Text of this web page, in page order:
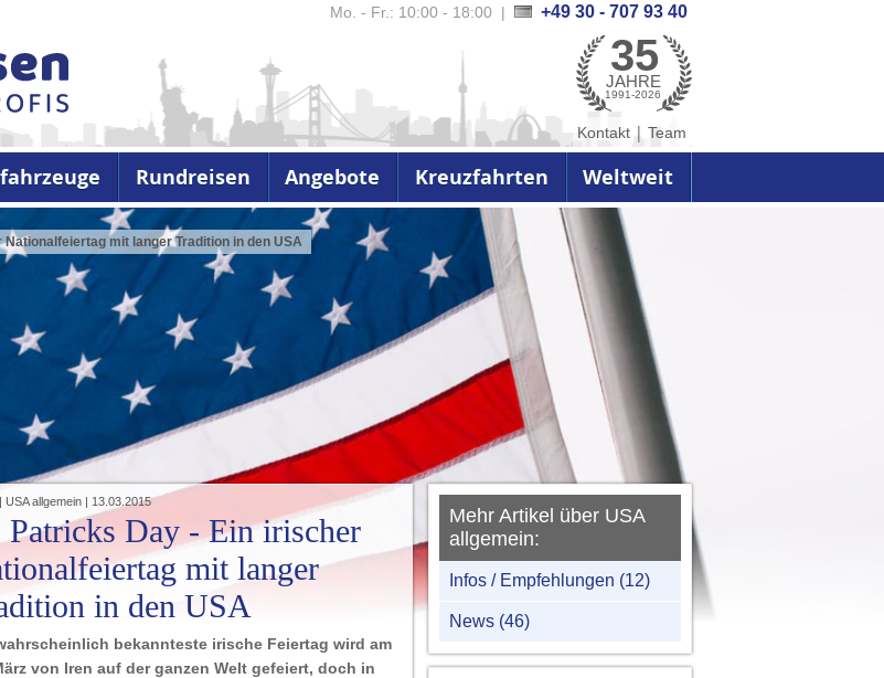
Mo. - Fr.: 10:00 - 18:00 | +49 30 - 707 93 40
35
JAHRE
1991-2026
Kontakt | Team
Rundreisen Angebote Kreuzfahrten Weltweit
mit langer Tradition in den USA
USA allgemein | 13.03.2015
Patricks Day - Ein irischer
mit langer
in den USA
bekannteste irische Feiertag wird am
von Iren auf der ganzen Welt gefeiert, doch in
Mehr Artikel über USA
allgemein:
Infos / Empfehlungen (12)
News (46)